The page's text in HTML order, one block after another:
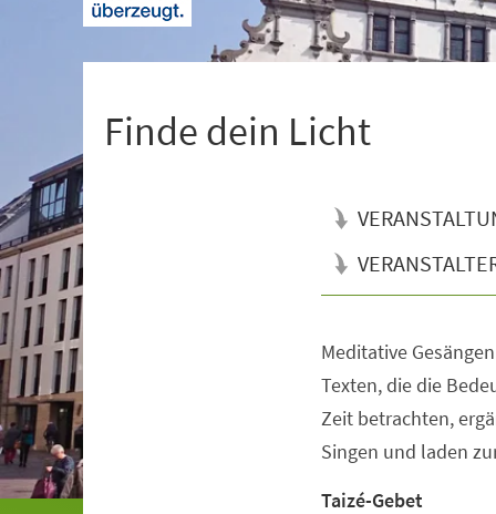
Finde dein Licht
Meditative
Texten, die die
Zeit betrachten,
Singen und laden
Taizé-Gebet